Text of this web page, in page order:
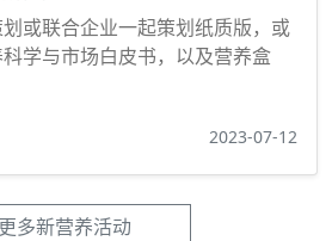
或联合企业一起策划纸质版，或
学与市场白皮书，以及营养盒
2023-07-12
更多新营养活动